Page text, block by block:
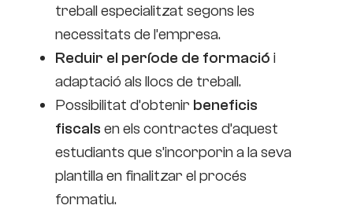
treball especialitzat segons les
necessitats de l’empresa.
Reduir el període de formació i
adaptació als llocs de treball.
Possibilitat d’obtenir beneficis
fiscals en els contractes d’aquest
estudiants que s’incorporin a la seva
plantilla en finalitzar el procés
formatiu.